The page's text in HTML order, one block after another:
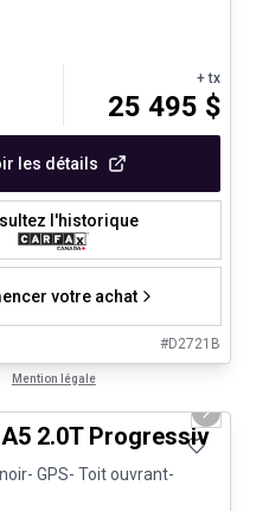
+ tx
25 495 $
les détails
l'historique
votre achat
#D2721B
Mention légale
Approved Next
2.0T Progressiv
GPS- Toit ouvrant-